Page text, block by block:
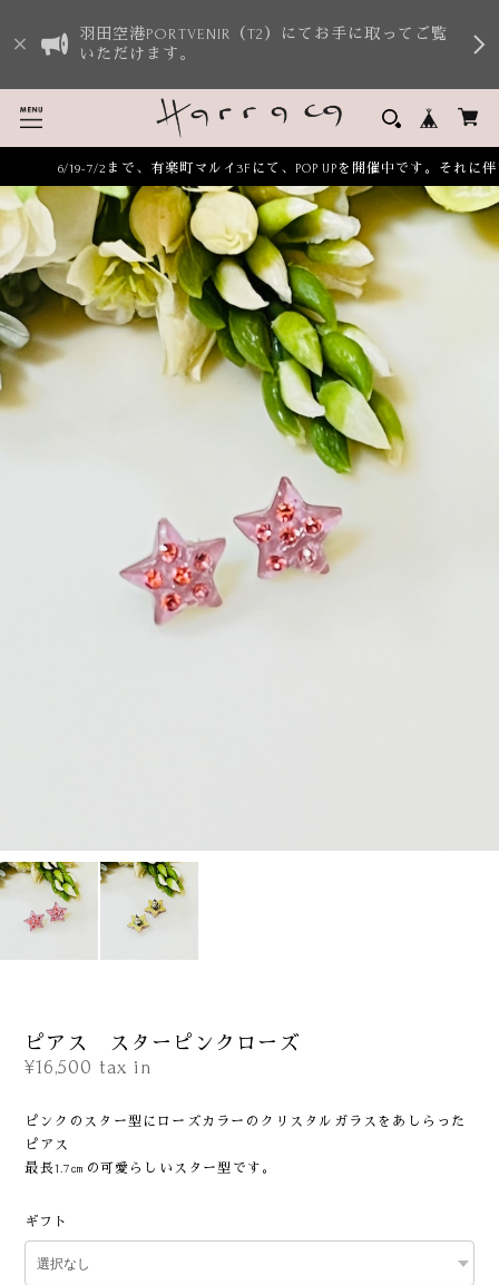
羽田空港PORTVENIR（T2）にてお手に取ってご覧
いただけます。
6/19-7/2まで、有楽町マルイ3Fにて、POP UPを開催中です。それに
ピアス スターピンクローズ
¥16,500 tax in
ピンクのスター型にローズカラーのクリスタルガラスをあしらった
ピアス
最長1.7㎝の可愛らしいスター型です。
ギフト